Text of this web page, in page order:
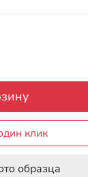
клик
образца